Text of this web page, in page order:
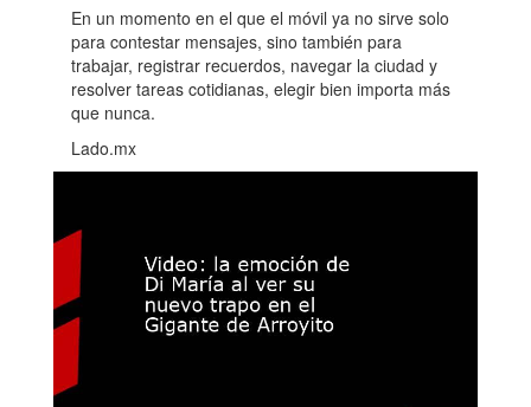
En un momento en el que el móvil ya no sirve solo
para contestar mensajes, sino también para
trabajar, registrar recuerdos, navegar la ciudad y
resolver tareas cotidianas, elegir bien importa más
que nunca.
Lado.mx